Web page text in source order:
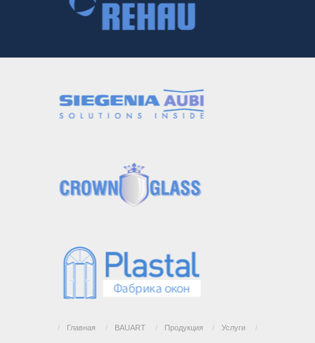
/ Главная / BAUART / Продукция / Услуги /